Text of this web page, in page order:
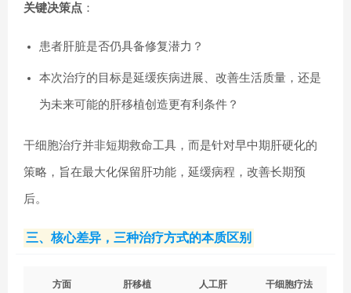
关键决策点 ：
患者肝脏是否仍具备修复潜力？
本次治疗的目标是延缓疾病进展、改善生活质量，还是
为未来可能的肝移植创造更有利条件？
干细胞治疗并非短期救命工具，而是针对早中期肝硬化的
策略，旨在最大化保留肝功能，延缓病程，改善长期预
后。
三、核心差异，三种治疗方式的本质区别
方面 肝移植 人工肝 干细胞疗法